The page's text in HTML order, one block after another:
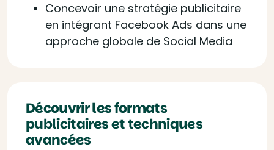
Concevoir une stratégie publicitaire
en intégrant Facebook Ads dans une
approche globale de Social Media
Découvrir les formats
publicitaires et techniques
avancées